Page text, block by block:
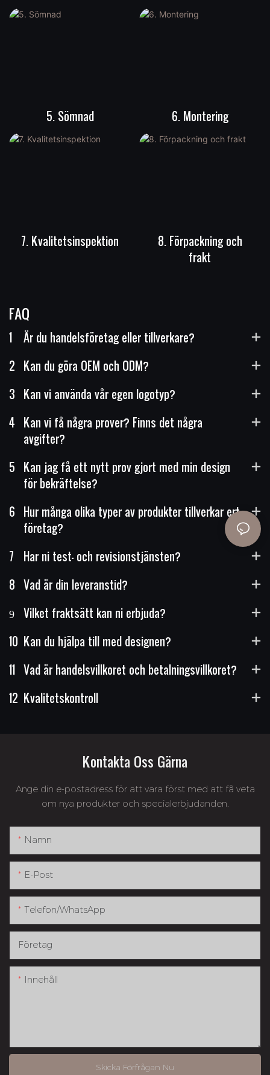
5. Sömnad 6. Montering
7. Kvalitetsinspektion
8. Förpackning och
frakt
FAQ
1
Är du handelsföretag eller tillverkare?
2
Kan du göra OEM och ODM?
3
Kan vi använda vår egen logotyp?
4
Kan vi få några prover? Finns det några
avgifter?
5
Kan jag få ett nytt prov gjort med min design
för bekräftelse?
6
Hur många olika typer av produkter tillverkar ert
företag?
7
Har ni test- och revisionstjänsten?
8 Vad är din leveranstid?
9 Vilket fraktsätt kan ni erbjuda?
10 Kan du hjälpa till med designen?
11
Vad är handelsvillkoret och betalningsvillkoret?
12 Kvalitetskontroll
Kontakta Oss Gärna
Ange din e-postadress för att vara först med att få veta
om nya produkter och specialerbjudanden.
Namn
E-Post
Telefon/whatsApp
Företag
Innehåll
Skicka Förfrågan Nu